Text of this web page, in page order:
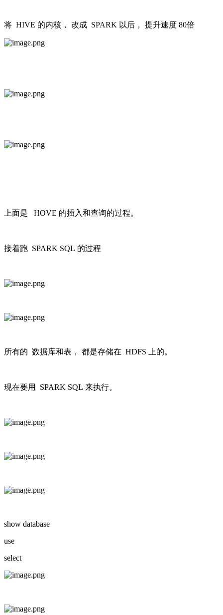
将 HIVE 的内核， 改成 SPARK 以后， 提升速度 80倍
上面是 HOVE 的插入和查询的过程。
接着跑 SPARK SQL 的过程
所有的 数据库和表， 都是存储在 HDFS 上的。
现在要用 SPARK SQL 来执行。
show database
use
select